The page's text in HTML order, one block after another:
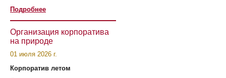
Подробнее
Организация корпоратива
на природе
01 июля 2026 г.
Корпоратив летом